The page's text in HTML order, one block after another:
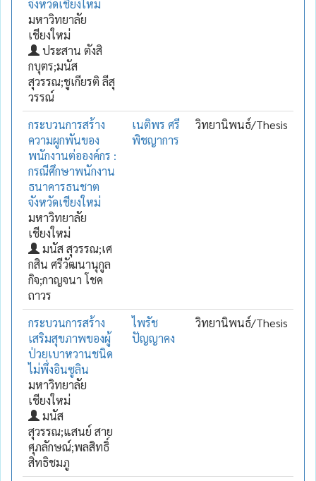
จังหวัดเชียงใหม่
มหาวิทยาลัย
เชียงใหม่
ประสาน ตังสิ
กบุตร;มนัส
สุวรรณ;ชูเกียรติ ลีสุ
วรรณ์
กระบวนการสร้าง
ความผูกพันของ
พนักงานต่อองค์กร :
กรณีศึกษาพนักงาน
ธนาคารธนชาต
จังหวัดเชียงใหม่
มหาวิทยาลัย
เชียงใหม่
มนัส สุวรรณ;เศ
กสิน ศรีวัฒนานุกูล
กิจ;กาญจนา โชค
ถาวร
เนติพร ศรี
พิชญาการ
วิทยานิพนธ์/Thesis
กระบวนการสร้าง
เสริมสุขภาพของผู้
ป่วยเบาหวานชนิด
ไม่พึ่งอินซูลิน
มหาวิทยาลัย
เชียงใหม่
มนัส
สุวรรณ;แสนย์ สาย
ศุภลักษณ์;พลสิทธิ์
สิทธิชมภู
ไพรัช
ปัญญาคง
วิทยานิพนธ์/Thesis